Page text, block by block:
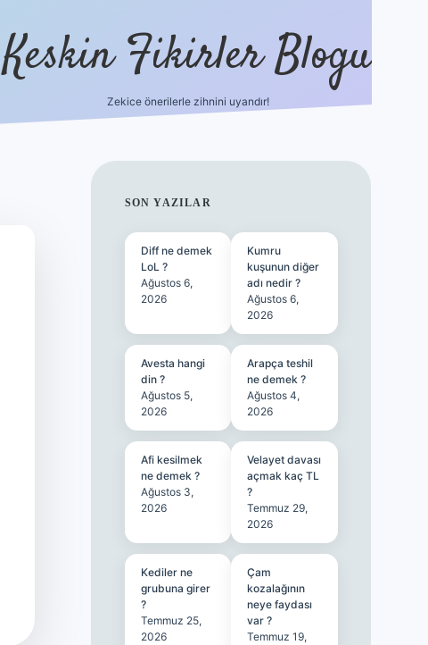
Keskin Fikirler Blogu
Zekice önerilerle zihnini uyandır!
SIDEBAR
SON YAZILAR
Diff ne demek
LoL ?
Ağustos 6,
2026
Kumru
kuşunun diğer
adı nedir ?
Ağustos 6,
2026
Avesta hangi
din ?
Ağustos 5,
2026
Arapça teshil
ne demek ?
Ağustos 4,
2026
Afi kesilmek
ne demek ?
Ağustos 3,
2026
Velayet davası
açmak kaç TL
?
Temmuz 29,
2026
Kediler ne
grubuna girer
?
Temmuz 25,
2026
Çam
kozalağının
neye faydası
var ?
Temmuz 19,